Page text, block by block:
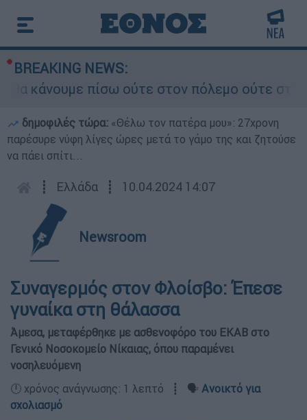
BREAKING NEWS:
κάνουμε πίσω ούτε στον πόλεμο ούτε στις
δημοφιλές τώρα: «Θέλω τον πατέρα μου»: 27χρονη
παρέσυρε νύφη λίγες ώρες μετά το γάμο της και ζητούσε
να πάει σπίτι...
┋ Ελλάδα ┋ 10.04.2024 14:07
Newsroom
Συναγερμός στον Φλοίσβο: Έπεσε
γυναίκα στη θάλασσα
Άμεσα, μεταφέρθηκε με ασθενοφόρο του ΕΚΑΒ στο
Γενικό Νοσοκομείο Νίκαιας, όπου παραμένει
νοσηλευόμενη
🕛 χρόνος ανάγνωσης: 1 λεπτό ┋ 🗣️ Ανοικτό για
σχολιασμό